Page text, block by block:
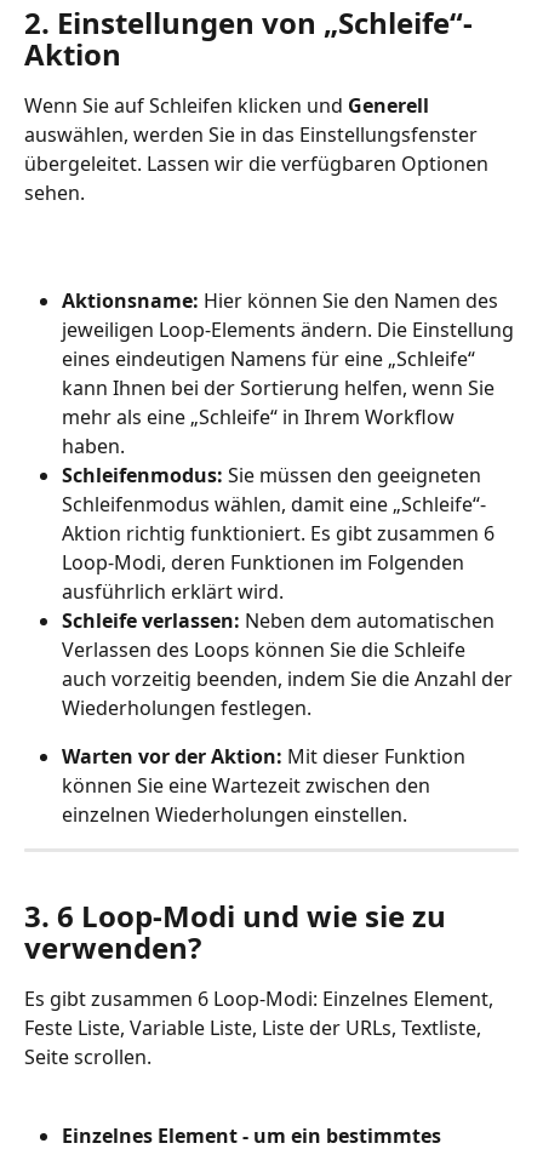
2. Einstellungen von „Schleife“-
Aktion
Wenn Sie auf Schleifen klicken und Generell
auswählen, werden Sie in das Einstellungsfenster
übergeleitet. Lassen wir die verfügbaren Optionen
sehen.
Aktionsname: Hier können Sie den Namen des
jeweiligen Loop-Elements ändern. Die Einstellung
eines eindeutigen Namens für eine „Schleife“
kann Ihnen bei der Sortierung helfen, wenn Sie
mehr als eine „Schleife“ in Ihrem Workflow
haben.
Schleifenmodus: Sie müssen den geeigneten
Schleifenmodus wählen, damit eine „Schleife“-
Aktion richtig funktioniert. Es gibt zusammen 6
Loop-Modi, deren Funktionen im Folgenden
ausführlich erklärt wird.
Schleife verlassen: Neben dem automatischen
Verlassen des Loops können Sie die Schleife
auch vorzeitig beenden, indem Sie die Anzahl der
Wiederholungen festlegen.
Warten vor der Aktion: Mit dieser Funktion
können Sie eine Wartezeit zwischen den
einzelnen Wiederholungen einstellen.
3. 6 Loop-Modi und wie sie zu
verwenden?
Es gibt zusammen 6 Loop-Modi: Einzelnes Element,
Feste Liste, Variable Liste, Liste der URLs, Textliste,
Seite scrollen.
Einzelnes Element - um ein bestimmtes